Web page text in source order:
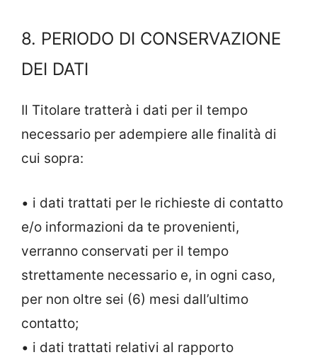
8. PERIODO DI CONSERVAZIONE
DEI DATI
Il Titolare tratterà i dati per il tempo
necessario per adempiere alle finalità di
cui sopra:
• i dati trattati per le richieste di contatto
e/o informazioni da te provenienti,
verranno conservati per il tempo
strettamente necessario e, in ogni caso,
per non oltre sei (6) mesi dall’ultimo
contatto;
• i dati trattati relativi al rapporto